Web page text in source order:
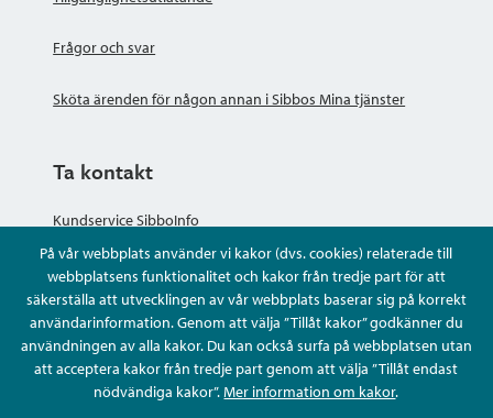
På vår webbplats använder vi kakor (dvs. cookies) relaterade till
webbplatsens funktionalitet och kakor från tredje part för att
säkerställa att utvecklingen av vår webbplats baserar sig på korrekt
användarinformation. Genom att välja ”Tillåt kakor” godkänner du
användningen av alla kakor. Du kan också surfa på webbplatsen utan
att acceptera kakor från tredje part genom att välja ”Tillåt endast
nödvändiga kakor”.Mer information om kakor.
Frågor och svar
Sköta ärenden för någon annan i Sibbos Mina tjänster
Ta kontakt
Kundservice SibboInfo
Ge anonym respons
Ställ en fråga eller sköta ditt ärende
Kontaktuppgifter